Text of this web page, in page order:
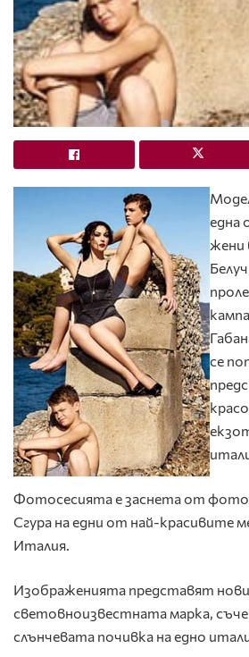
една
жени
се
Фотосесията е заснета от
Сгура на едни от най-красивите
Италия.
Изображенията представят
световноизвестната марка,
слънчевата почивка на едно